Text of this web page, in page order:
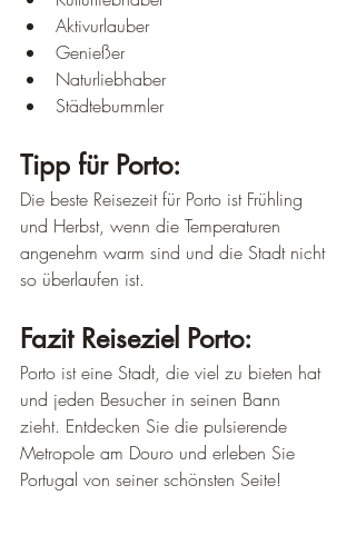
Aktivurlauber
Genießer
Naturliebhaber
Städtebummler
Tipp für Porto:
Die beste Reisezeit für Porto ist Frühling
und Herbst, wenn die Temperaturen
angenehm warm sind und die Stadt nicht
so überlaufen ist.
Fazit Reiseziel Porto:
Porto ist eine Stadt, die viel zu bieten hat
und jeden Besucher in seinen Bann
zieht. Entdecken Sie die pulsierende
Metropole am Douro und erleben Sie
Portugal von seiner schönsten Seite!